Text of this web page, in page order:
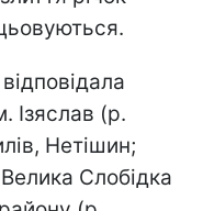
Ізяслав (р.
Нетішин;
Слобідка